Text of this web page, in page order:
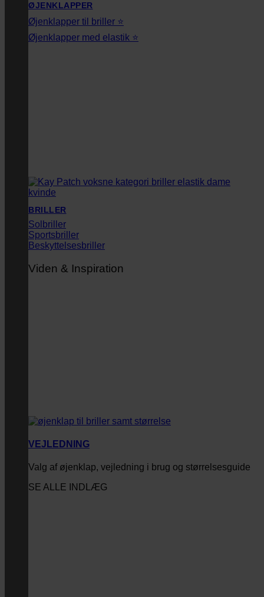
ØJENKLAPPER
Øjenklapper til briller ⭐
Øjenklapper med elastik ⭐
BRILLER
Solbriller
Sportsbriller
Beskyttelsesbriller
Viden & Inspiration
VEJLEDNING
Valg af øjenklap, vejledning i brug og størrelsesguide
SE ALLE INDLÆG